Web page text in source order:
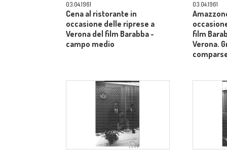
03.04.1961
Cena al ristorante in
occasione delle riprese a
Verona del film Barabba -
campo medio
03.04.1961
film
Verona.